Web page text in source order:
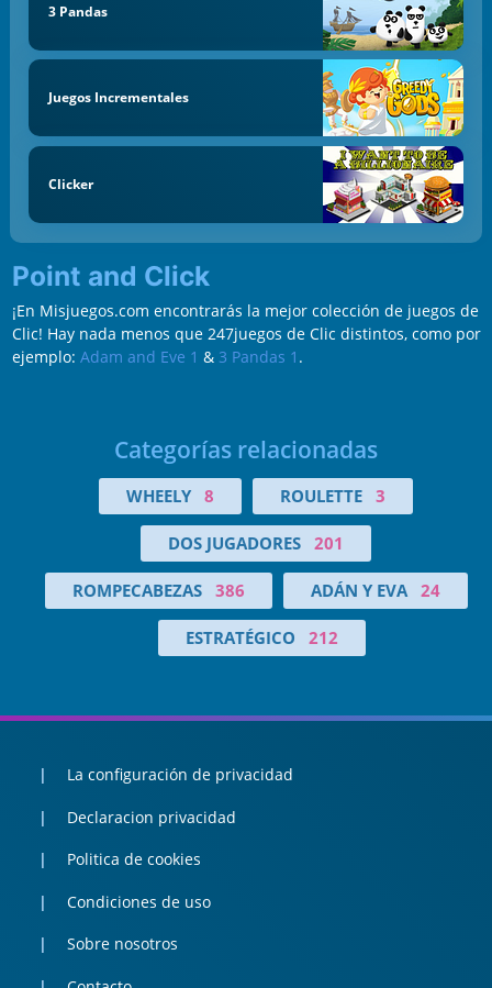
3 Pandas
Juegos Incrementales
Clicker
Point and Click
¡En Misjuegos.com encontrarás la mejor colección de juegos de
Clic! Hay nada menos que 247juegos de Clic distintos, como por
ejemplo: Adam and Eve 1 & 3 Pandas 1 .
Categorías relacionadas
WHEELY 8 ROULETTE 3
DOS JUGADORES 201
ROMPECABEZAS 386 ADÁN Y EVA 24
ESTRATÉGICO 212
La configuración de privacidad
Declaracion privacidad
Politica de cookies
Condiciones de uso
Sobre nosotros